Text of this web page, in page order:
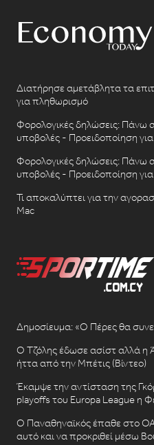
Διατήρησε αμετάβλητα τα
για πληθωρισμό
Φορολογικές δηλώσεις: Πάνω
υποβολές - Προειδοποίηση
Φορολογικές δηλώσεις: Πάνω
υποβολές - Προειδοποίηση
Τι αποκαλύπτει για την
Mac
Δημοσίευμα: «Ο Πέρες θα
Ο Τζόλης έδωσε ασίστ αλλά η
ήττα από την Μπέτις (Βίντεο)
Έκαμψε την αντίσταση της
playoffs του Europa League η
Ο Παναθηναϊκός έπαθε στο
αυτό και να προκριθεί μέσω